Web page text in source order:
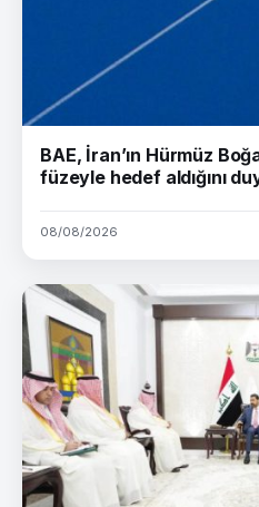
BAE, İran’ın Hürmüz
füzeyle hedef aldığını
08/08/2026